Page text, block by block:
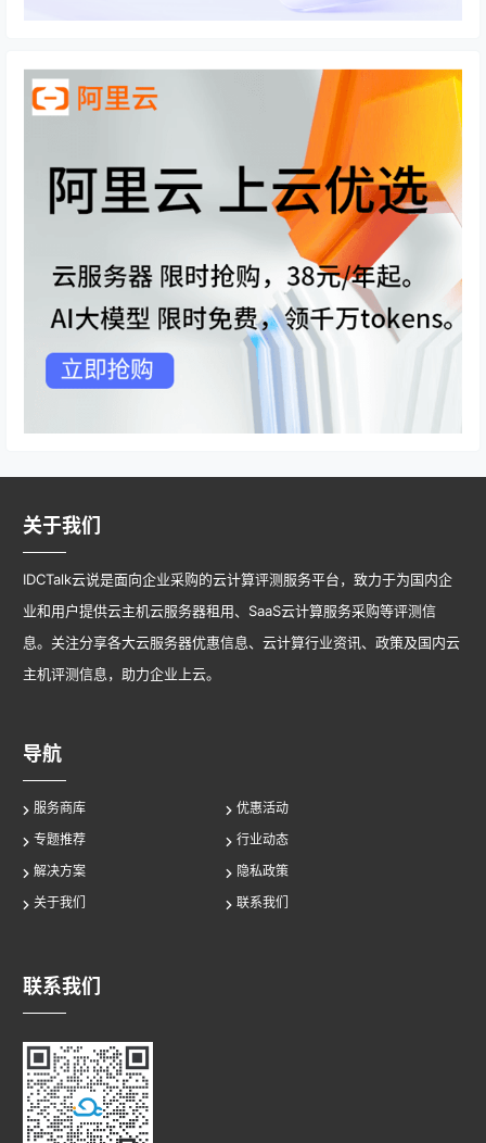
关于我们
IDCTalk云说是面向企业采购的云计算评测服务平台，致力于为国内企
业和用户提供云主机云服务器租用、SaaS云计算服务采购等评测信
息。关注分享各大云服务器优惠信息、云计算行业资讯、政策及国内云
主机评测信息，助力企业上云。
导航
服务商库
优惠活动
专题推荐
行业动态
解决方案
隐私政策
关于我们
联系我们
联系我们